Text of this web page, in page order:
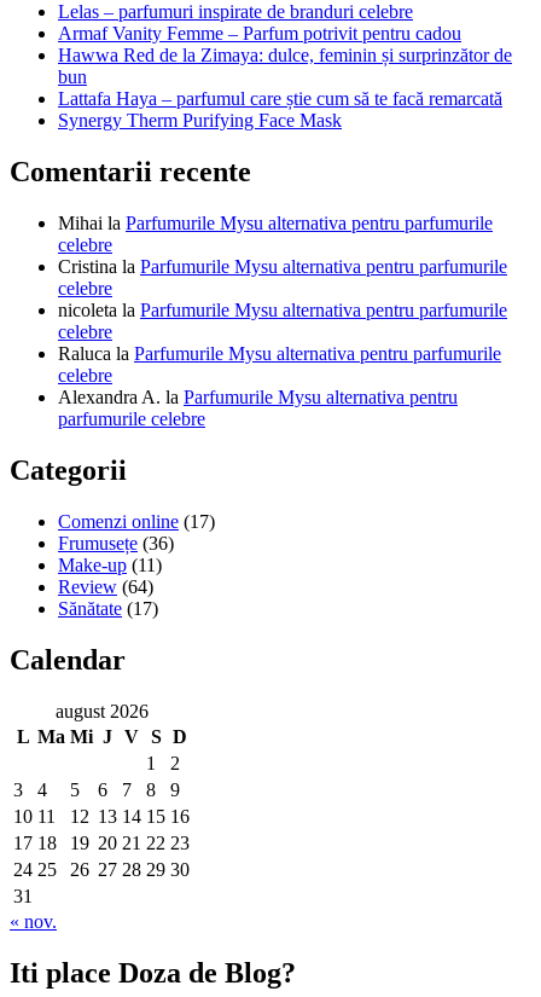
Lelas – parfumuri inspirate de branduri celebre
Armaf Vanity Femme – Parfum potrivit pentru cadou
Hawwa Red de la Zimaya: dulce, feminin și surprinzător de
bun
Lattafa Haya – parfumul care știe cum să te facă remarcată
Synergy Therm Purifying Face Mask
Comentarii recente
Mihai la Parfumurile Mysu alternativa pentru parfumurile
celebre
Cristina la Parfumurile Mysu alternativa pentru parfumurile
celebre
nicoleta la Parfumurile Mysu alternativa pentru parfumurile
celebre
Raluca la Parfumurile Mysu alternativa pentru parfumurile
celebre
Alexandra A. la Parfumurile Mysu alternativa pentru
parfumurile celebre
Categorii
Comenzi online (17)
Frumusețe (36)
Make-up (11)
Review (64)
Sănătate (17)
Calendar
august 2026
L Ma Mi J V S D
1
2
3
4 5 6 7 8
9
10 11 12 13 14 15 16
17 18 19 20 21 22 23
24 25 26 27 28 29 30
31
« nov.
Iti place Doza de Blog?